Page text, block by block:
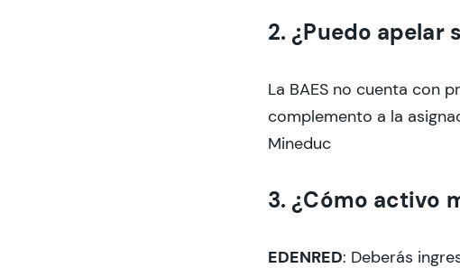
2. ¿Puedo apelar
La BAES no cuenta con
complemento a la
Mineduc
3. ¿Cómo activo
EDENRED: Deberás